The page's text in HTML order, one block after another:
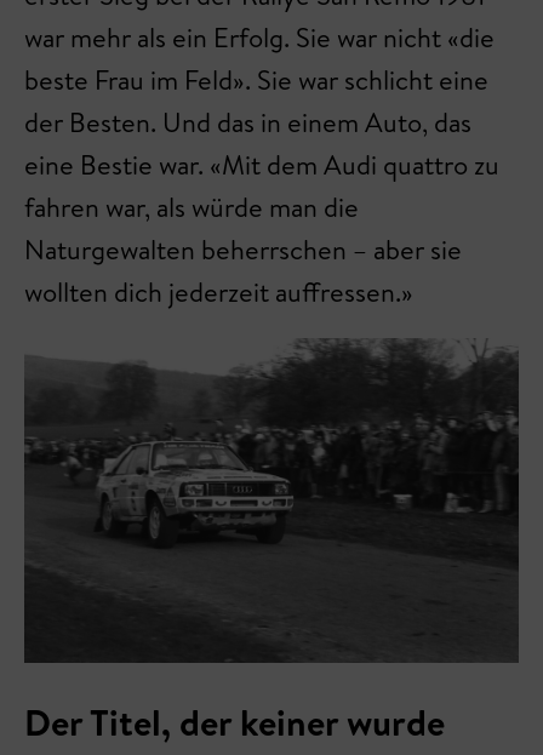
war mehr als ein Erfolg. Sie war nicht «die
beste Frau im Feld». Sie war schlicht eine
der Besten. Und das in einem Auto, das
eine Bestie war. «Mit dem Audi quattro zu
fahren war, als würde man die
Naturgewalten beherrschen – aber sie
wollten dich jederzeit auffressen.»
Der Titel, der keiner wurde